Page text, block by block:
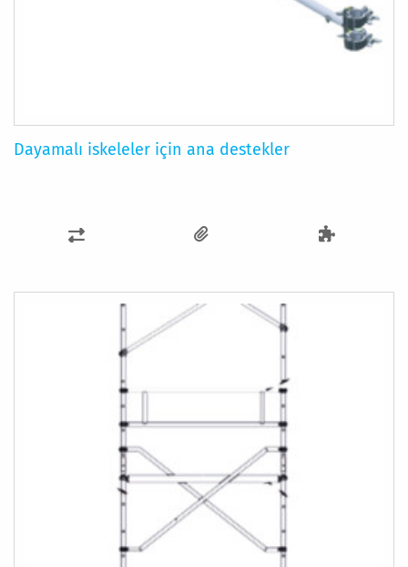
Dayamalı iskeleler için ana destekler
KARŞILAŞTIRMA
EKLE